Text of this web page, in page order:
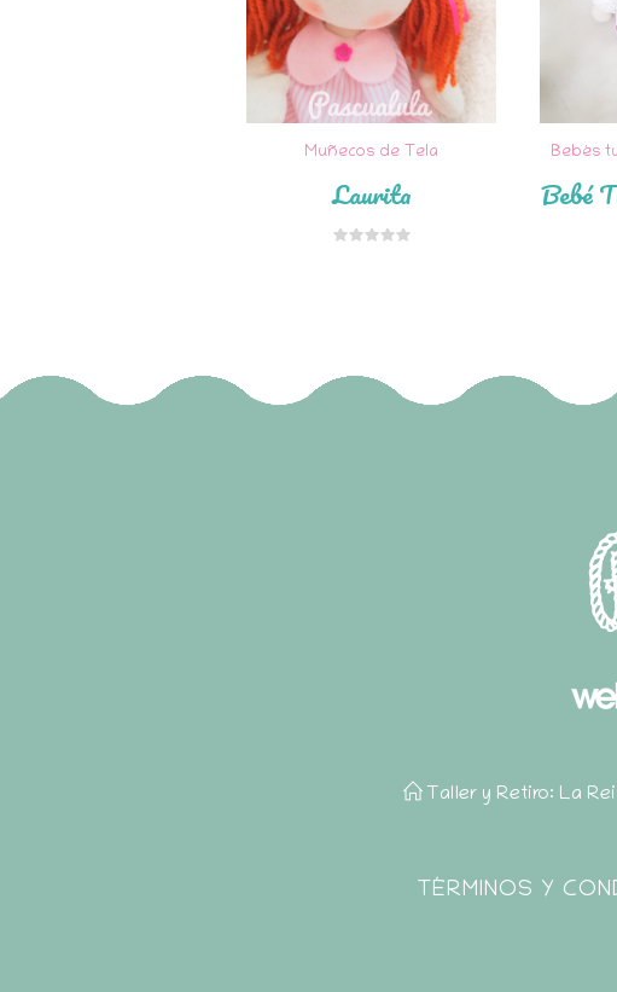
Muñecos de Tela
Laurita
Bebés
Bebé
Taller y Retiro: La
TÉRMINOS Y